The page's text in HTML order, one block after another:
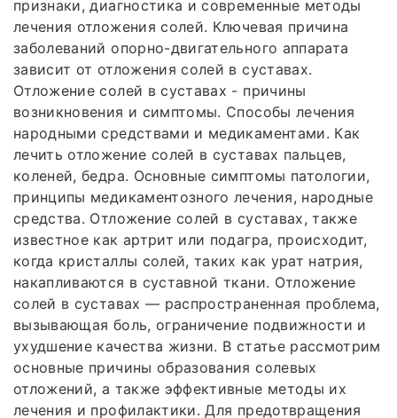
признаки, диагностика и современные методы
лечения отложения солей. Ключевая причина
заболеваний опорно-двигательного аппарата
зависит от отложения солей в суставах.
Отложение солей в суставах - причины
возникновения и симптомы. Способы лечения
народными средствами и медикаментами. Как
лечить отложение солей в суставах пальцев,
коленей, бедра. Основные симптомы патологии,
принципы медикаментозного лечения, народные
средства. Отложение солей в суставах, также
известное как артрит или подагра, происходит,
когда кристаллы солей, таких как урат натрия,
накапливаются в суставной ткани. Отложение
солей в суставах — распространенная проблема,
вызывающая боль, ограничение подвижности и
ухудшение качества жизни. В статье рассмотрим
основные причины образования солевых
отложений, а также эффективные методы их
лечения и профилактики. Для предотвращения